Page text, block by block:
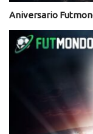
Aniversario